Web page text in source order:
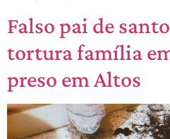
Falso pai de
tortura família
preso em Altos